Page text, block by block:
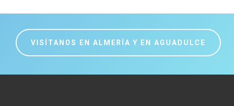
VISÍTANOS EN ALMERÍA Y EN AGUADULCE